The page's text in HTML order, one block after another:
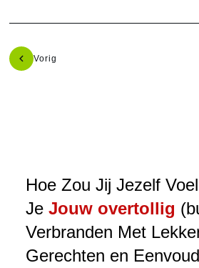
Vorig
Hoe Zou Jij Jezelf
Je Jouw overtollig
Verbranden Met
Gerechten en